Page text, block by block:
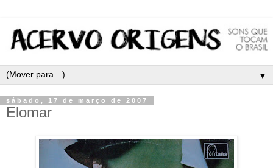
▼
sábado, 17 de março de 2007
Elomar